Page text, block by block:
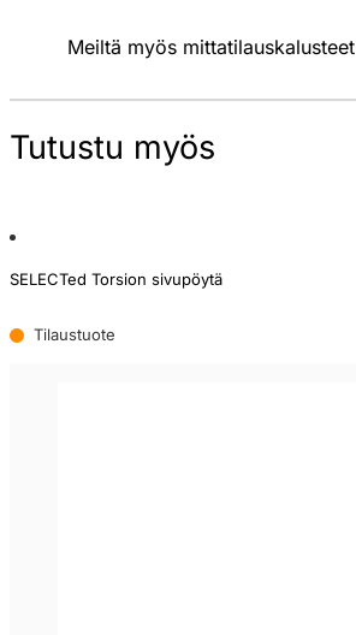
Meiltä myös mittatilauskalusteet
Tutustu myös
SELECTed Torsion sivupöytä
Tilaustuote